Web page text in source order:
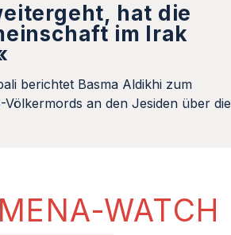
hat die
im Irak
berichtet Basma Aldikhi zum
an den Jesiden über die
WATCH